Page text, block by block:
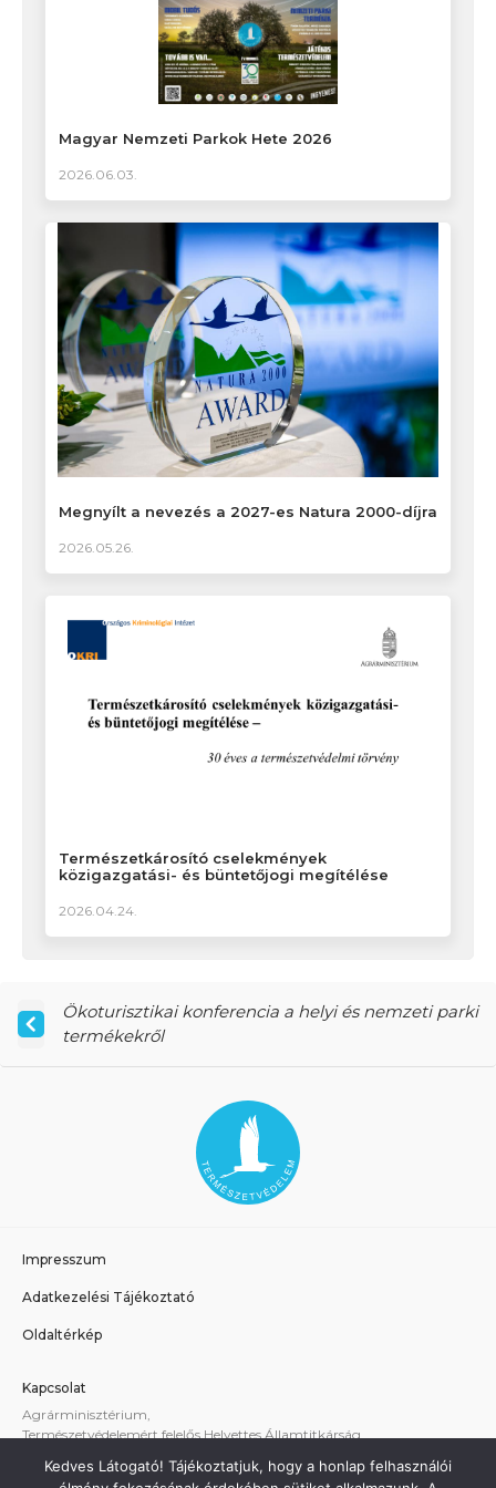
Magyar Nemzeti Parkok Hete 2026
2026.06.03.
Megnyílt a nevezés a 2027-es Natura 2000-díjra
2026.05.26.
Természetkárosító cselekmények
közigazgatási- és büntetőjogi megítélése
2026.04.24.
Ökoturisztikai konferencia a helyi és nemzeti parki
termékekről
Impresszum
Adatkezelési Tájékoztató
Oldaltérkép
Kapcsolat
Agrárminisztérium,
Természetvédelemért felelős Helyettes Államtitkárság
A weboldallal kapcsolatos technikai támogatás:
Kedves Látogató! Tájékoztatjuk, hogy a honlap felhasználói